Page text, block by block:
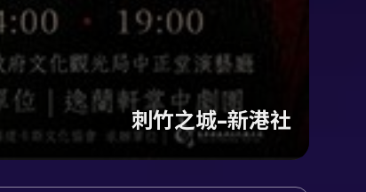
刺竹之城-新港社